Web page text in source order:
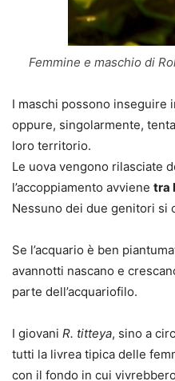
Femmine e maschio di
I maschi possono inseguire
oppure, singolarmente,
loro territorio.
Le uova vengono rilasciate
l’accoppiamento avviene tra
Nessuno dei due genitori si
Se l’acquario è ben
avannotti nascano e
parte dell’acquariofilo.
I giovani R. titteya, sino a
tutti la livrea tipica delle
con il fondo in cui